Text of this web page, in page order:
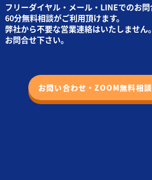
フリーダイヤル・メール・LINEでのお
60分無料相談がご利用頂けます。
弊社から不要な営業連絡はいたしません
お問合せ下さい。
お問い合わせ・ZOOM無料相